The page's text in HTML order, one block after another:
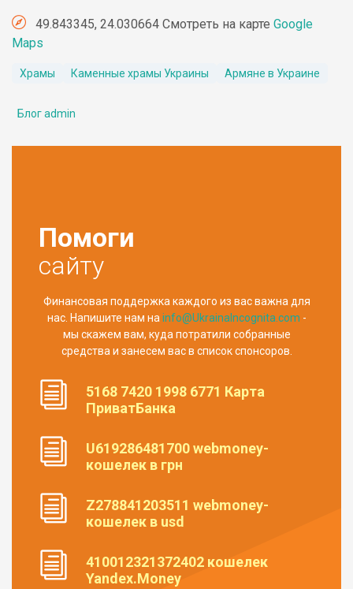
49.843345, 24.030664 Смотреть на карте Google
Maps
Храмы Каменные храмы Украины Армяне в Украине
Блог admin
Помоги
сайту
Финансовая поддержка каждого из вас важна для
нас. Напишите нам на info@UkrainaIncognita.com -
мы скажем вам, куда потратили собранные
средства и занесем вас в список спонсоров.
5168 7420 1998 6771 Карта
ПриватБанка
U619286481700 webmoney-
кошелек в грн
Z278841203511 webmoney-
кошелек в usd
410012321372402 кошелек
Yandex.Money